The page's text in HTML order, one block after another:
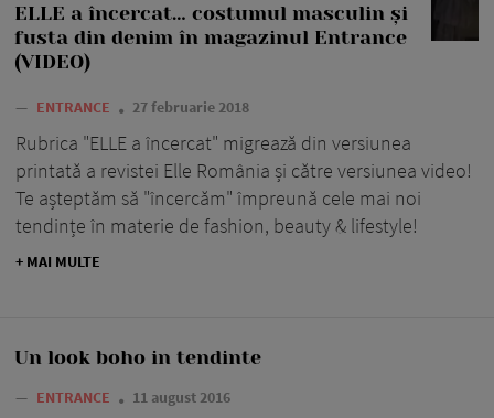
ELLE a încercat… costumul masculin și
fusta din denim în magazinul Entrance
(VIDEO)
— ENTRANCE 27 februarie 2018
Rubrica "ELLE a încercat" migrează din versiunea
printată a revistei Elle România și către versiunea video!
Te așteptăm să "încercăm" împreună cele mai noi
tendințe în materie de fashion, beauty & lifestyle!
+ MAI MULTE
Un look boho in tendinte
— ENTRANCE 11 august 2016